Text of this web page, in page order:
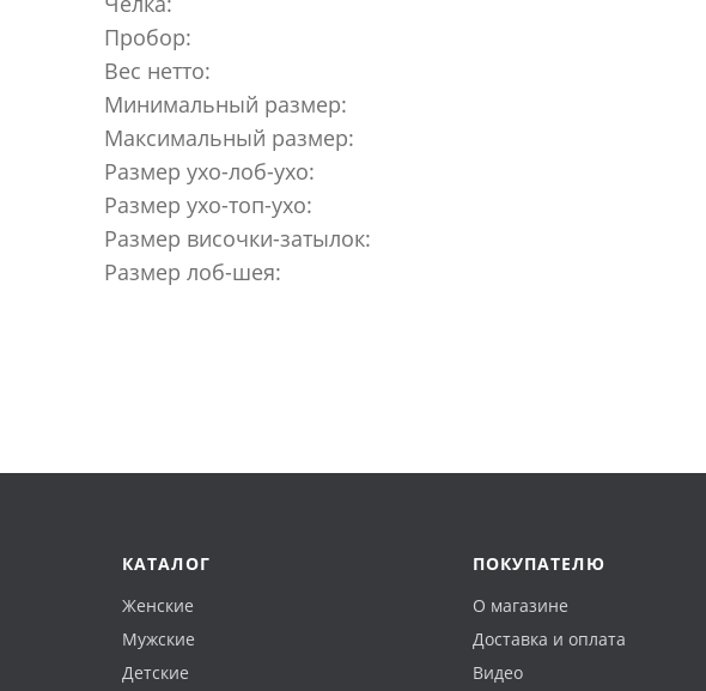
Пробор:
Вес нетто:
Минимальный размер:
Максимальный размер:
Размер ухо-лоб-ухо:
Размер ухо-топ-ухо:
Размер височки-затылок:
Размер лоб-шея:
КАТАЛОГ
Женские
Мужские
Детские
ПОКУПАТЕЛЮ
О магазине
Доставка и оплата
Видео